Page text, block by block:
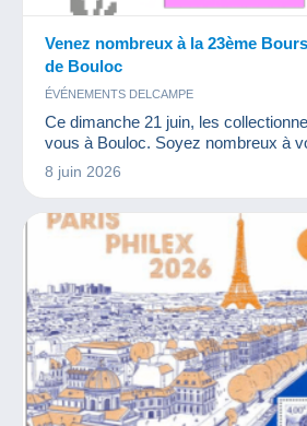
Venez nombreux à la 23ème
de Bouloc
ÉVÉNEMENTS DELCAMPE
Ce dimanche 21 juin, les
vous à Bouloc. Soyez nombreux à
8 juin 2026